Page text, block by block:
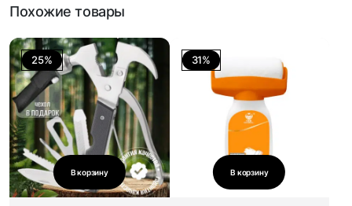
Похожие товары
25%
В корзину
31%
В корзину